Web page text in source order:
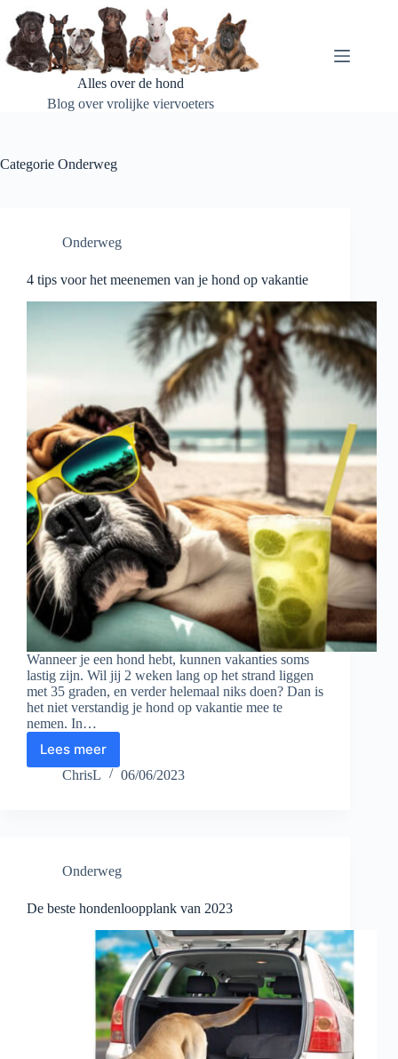
naar
de
inhoud
Alles over de hond
Blog over vrolijke viervoeters
Categorie Onderweg
Onderweg
4 tips voor het meenemen van je hond op vakantie
Wanneer je een hond hebt, kunnen vakanties soms
lastig zijn. Wil jij 2 weken lang op het strand liggen
met 35 graden, en verder helemaal niks doen? Dan is
het niet verstandig je hond op vakantie mee te
nemen. In…
Lees meer
4
tips
hond
vakantie
ChrisL 06/06/2023
Onderweg
De beste hondenloopplank van 2023